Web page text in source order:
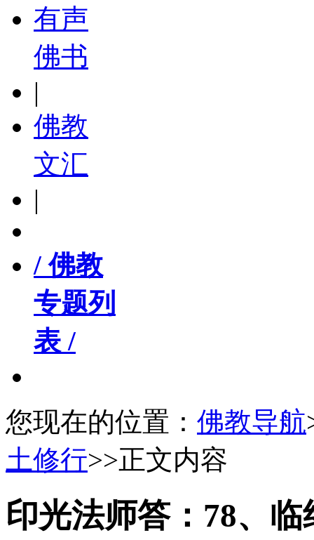
有声
佛书
|
佛教
文汇
|
/ 佛教
专题列
表 /
您现在的位置： 佛教导航
土修行>>正文内容
印光法师答：78、